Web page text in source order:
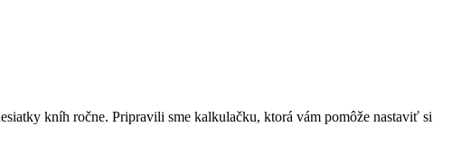
kníh ročne. Pripravili sme kalkulačku, ktorá vám pomôže nastaviť si